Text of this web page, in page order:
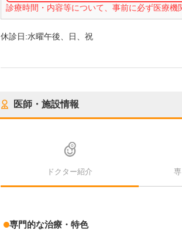
診療時間・内容等について、事前に必ず医療機
休診日:水曜午後、日、祝
医師・施設情報
ドクター紹介
専門的な治療・特色